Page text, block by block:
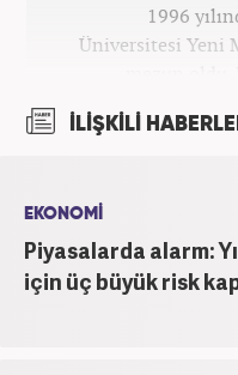
1996
Üniversitesi Yeni
mezun
İLİŞKİLİ
EKONOMİ
Piyasalarda alarm:
için üç büyük risk